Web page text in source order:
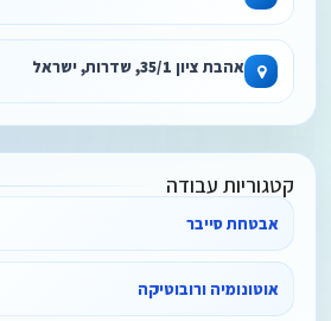
אהבת ציון 35/1, שדרות, ישראל
קטגוריות עבודה
אבטחת סייבר
אוטונומיה ורובוטיקה